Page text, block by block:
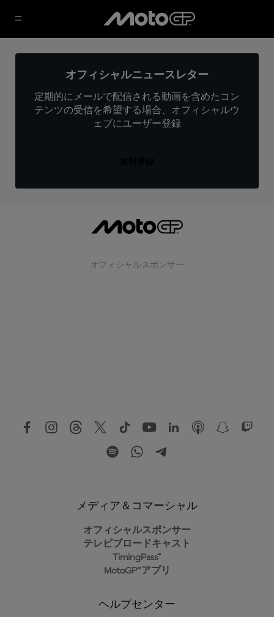
オフィシャルニュースレター
定期的にメールで配信される動画を含めたコン
テンツの受信を希望する場合、オフィシャルウ
ェブにユーザー登録
オフィシャルスポンサー
メディア＆コマーシャル
オフィシャルスポンサー
テレビブロードキャスト
TimingPass™
MotoGP™アプリ
ヘルプセンター